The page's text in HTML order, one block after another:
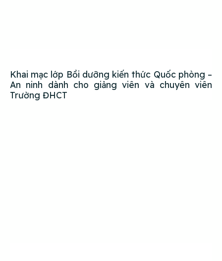
Khai mạc lớp Bồi dưỡng kiến thức Quốc phòng –
An ninh dành cho giảng viên và chuyên viên
Trường ĐHCT